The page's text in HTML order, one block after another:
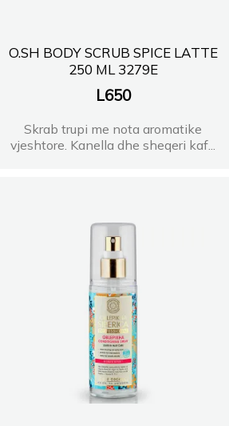
O.SH BODY SCRUB SPICE LATTE
250 ML 3279E
L650
Skrab trupi me nota aromatike
vjeshtore. Kanella dhe sheqeri kaf...